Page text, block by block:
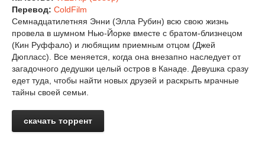
Перевод: ColdFilm
Семнадцатилетняя Энни (Элла Рубин) всю свою жизнь
провела в шумном Нью-Йорке вместе с братом-близнецом
(Кин Руффало) и любящим приемным отцом (Джей
Дюпласс). Все меняется, когда она внезапно наследует от
загадочного дедушки целый остров в Канаде. Девушка сразу
едет туда, чтобы найти новых друзей и раскрыть мрачные
тайны своей семьи.
скачать торрент